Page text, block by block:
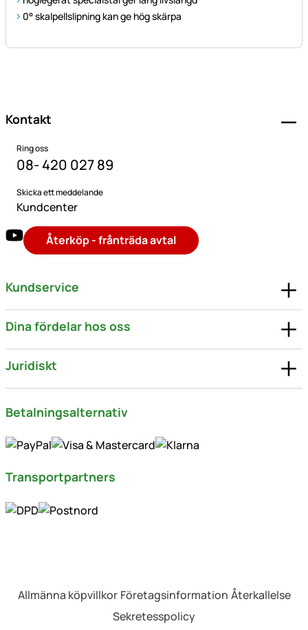
0° skalpellslipning kan ge hög skärpa
Kontakt
Ring oss
08- 420 027 89
Skicka ett meddelande
Kundcenter
Återköp - frånträda avtal
Kundservice
Dina fördelar hos oss
Juridiskt
Betalningsalternativ
Transportpartners
Allmänna köpvillkor Företagsinformation Återkallelse
Sekretesspolicy